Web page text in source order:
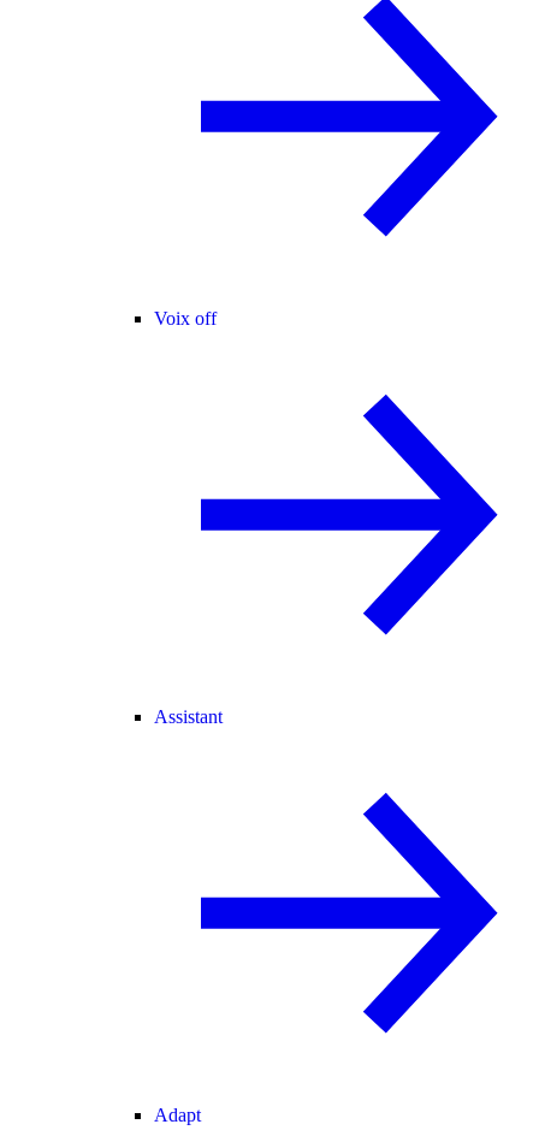
Voix off
Assistant
Adapt